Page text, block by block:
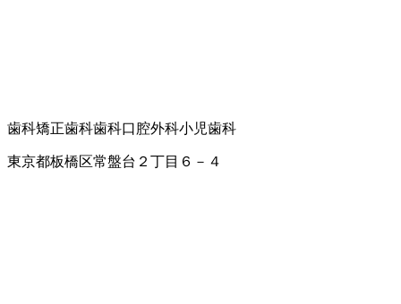
歯科矯正歯科歯科口腔外科小児歯科
東京都板橋区常盤台２丁目６－４